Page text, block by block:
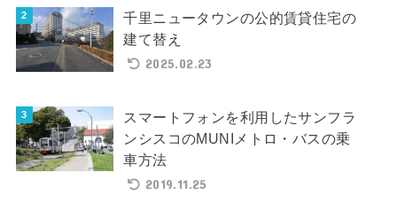
千里ニュータウンの公的賃貸住宅の
建て替え
2025.02.23
スマートフォンを利用したサンフラ
ンシスコのMUNIメトロ・バスの乗
車方法
2019.11.25